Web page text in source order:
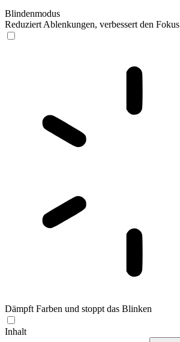
Blindenmodus
Reduziert Ablenkungen, verbessert den Fokus
Dämpft Farben und stoppt das Blinken
Inhalt